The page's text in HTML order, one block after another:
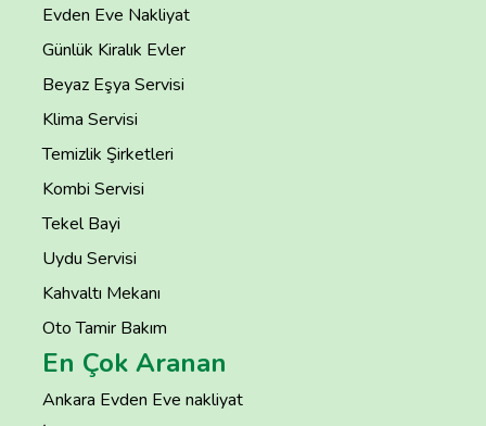
Evden Eve Nakliyat
Günlük Kiralık Evler
Beyaz Eşya Servisi
Klima Servisi
Temizlik Şirketleri
Kombi Servisi
Tekel Bayi
Uydu Servisi
Kahvaltı Mekanı
Oto Tamir Bakım
En Çok Aranan
Ankara Evden Eve nakliyat